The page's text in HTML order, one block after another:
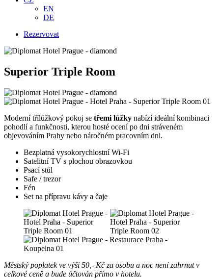
EN
DE
Rezervovat
Superior Triple Room
Moderní třílůžkový pokoj se třemi lůžky nabízí ideální kombinaci
pohodlí a funkčnosti, kterou hosté ocení po dni stráveném
objevováním Prahy nebo náročném pracovním dni.
Bezplatná vysokorychlostní Wi-Fi
Satelitní TV s plochou obrazovkou
Psací stůl
Safe / trezor
Fén
Set na přípravu kávy a čaje
Městský poplatek ve výši 50,- Kč za osobu a noc není zahrnut v
celkové ceně a bude účtován přímo v hotelu.